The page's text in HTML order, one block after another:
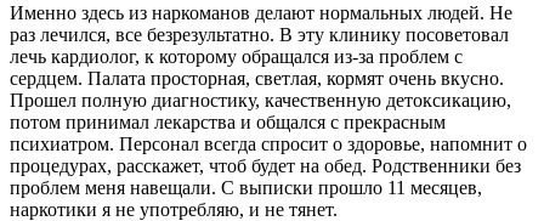
Именно здесь из наркоманов делают нормальных людей. Не
раз лечился, все безрезультатно. В эту клинику посоветовал
лечь кардиолог, к которому обращался из-за проблем с
сердцем. Палата просторная, светлая, кормят очень вкусно.
Прошел полную диагностику, качественную детоксикацию,
потом принимал лекарства и общался с прекрасным
психиатром. Персонал всегда спросит о здоровье, напомнит о
процедурах, расскажет, чтоб будет на обед. Родственники без
проблем меня навещали. С выписки прошло 11 месяцев,
наркотики я не употребляю, и не тянет.